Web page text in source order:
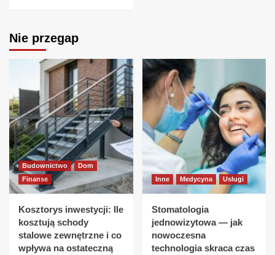
Nie przegap
Budownictwo
Dom
Finanse
Kosztorys inwestycji: Ile
kosztują schody
stalowe zewnętrzne i co
wpływa na ostateczną
Inne Medycyna Usługi
Stomatologia
jednowizytowa — jak
nowoczesna
technologia skraca czas